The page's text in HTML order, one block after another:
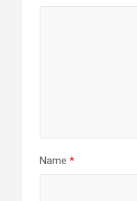
Name *